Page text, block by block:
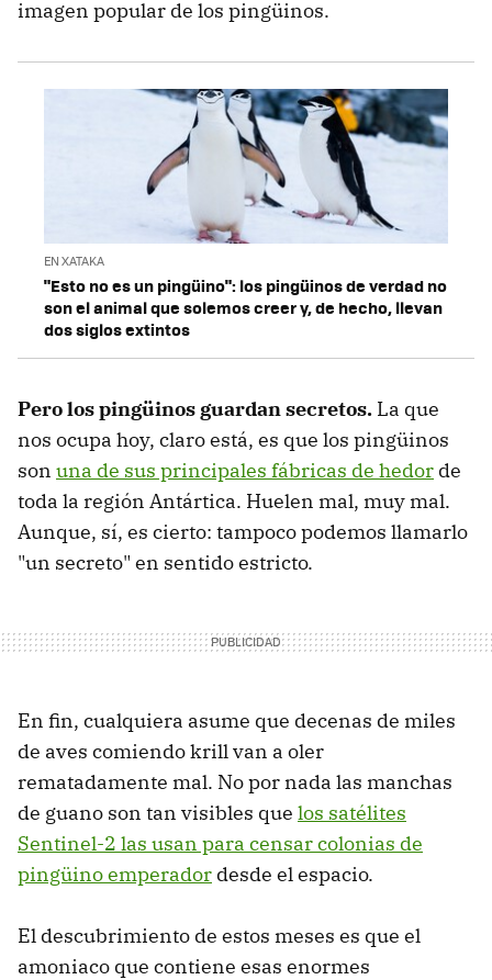
imagen popular de los pingüinos.
EN XATAKA
"Esto no es un pingüino": los pingüinos de verdad no
son el animal que solemos creer y, de hecho, llevan
dos siglos extintos
Pero los pingüinos guardan secretos. La que
nos ocupa hoy, claro está, es que los pingüinos
son una de sus principales fábricas de hedor de
toda la región Antártica. Huelen mal, muy mal.
Aunque, sí, es cierto: tampoco podemos llamarlo
"un secreto" en sentido estricto.
En fin, cualquiera asume que decenas de miles
de aves comiendo krill van a oler
rematadamente mal. No por nada las manchas
de guano son tan visibles que los satélites
Sentinel-2 las usan para censar colonias de
pingüino emperador desde el espacio.
El descubrimiento de estos meses es que el
amoniaco que contiene esas enormes